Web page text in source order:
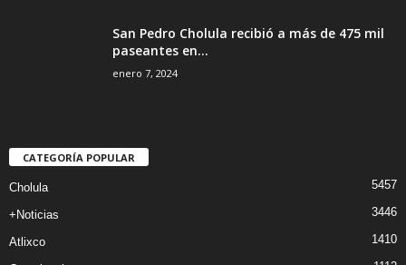
San Pedro Cholula recibió a más de 475 mil
paseantes en...
enero 7, 2024
CATEGORÍA POPULAR
Cholula 5457
+Noticias 3446
Atlixco 1410